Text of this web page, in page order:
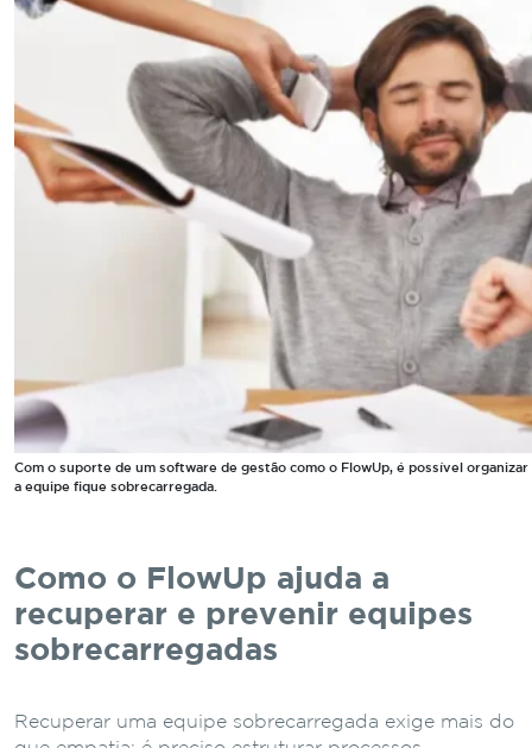
Com o suporte de um software de gestão como o FlowUp, é possível
a equipe fique sobrecarregada.
Como o FlowUp ajuda a
recuperar e prevenir equipes
sobrecarregadas
Recuperar uma equipe sobrecarregada exige mais do